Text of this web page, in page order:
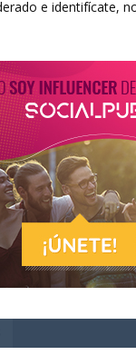
e identifícate,